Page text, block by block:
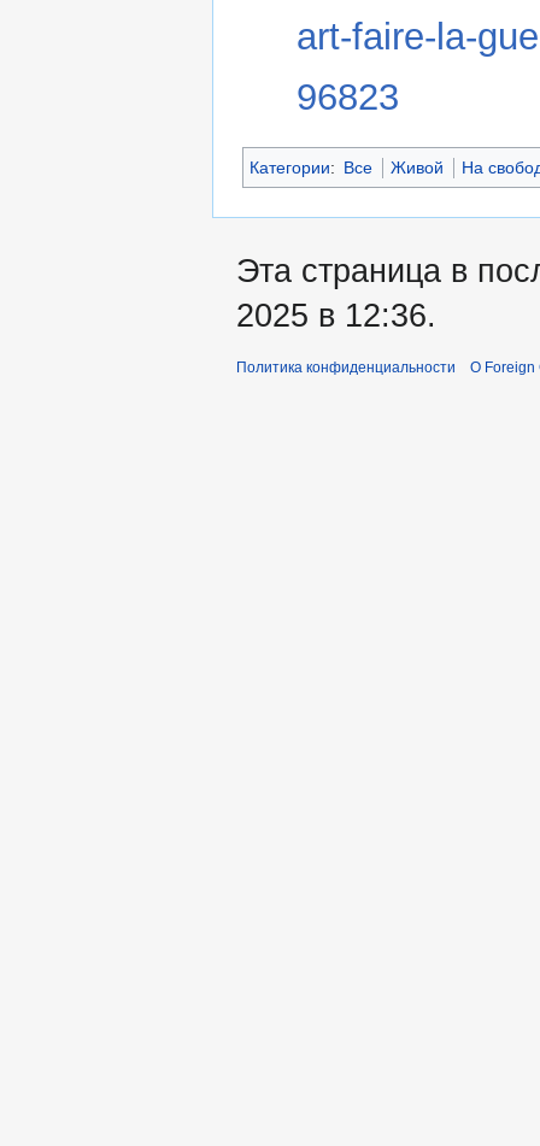
art-faire-la-
96823
Категории: Все Живой На
Эта страница в
2025 в 12:36.
Политика конфиденциальности О Foreign